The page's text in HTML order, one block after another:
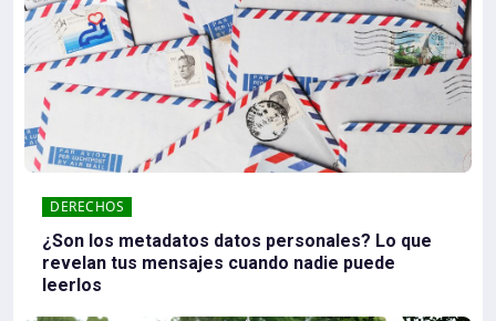
DERECHOS
¿Son los metadatos datos personales? Lo que
revelan tus mensajes cuando nadie puede
leerlos